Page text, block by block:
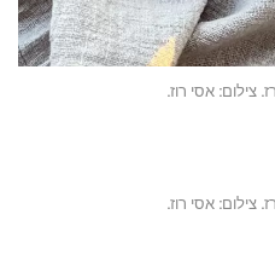
צילום: אסי רוז.
צילום: אסי רוז.